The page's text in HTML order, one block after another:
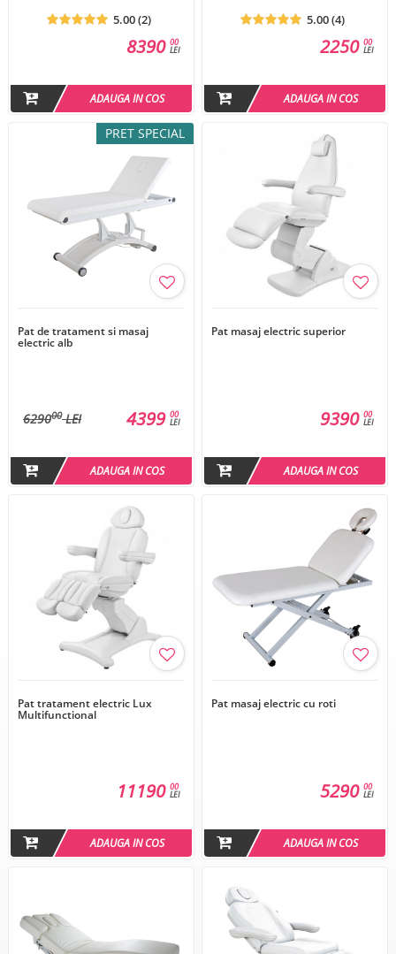
5.00 (2)
00
LEI
8390
ADAUGA IN COS
5.00 (4)
00
LEI
2250
ADAUGA IN COS
PRET SPECIAL
Pat de tratament si masaj
electric alb
629000LEI 00
LEI
4399
ADAUGA IN COS
Pat masaj electric superior
00
LEI
9390
ADAUGA IN COS
Pat tratament electric Lux
Multifunctional
00
LEI
11190
ADAUGA IN COS
Pat masaj electric cu roti
00
LEI
5290
ADAUGA IN COS